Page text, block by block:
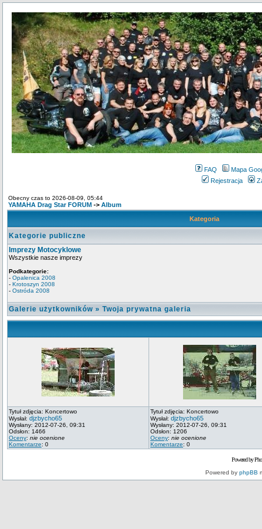
FAQ
Mapa
Rejestracja
Obecny czas to 2026-08-09, 05:44
YAMAHA Drag Star FORUM -> Album
Kategoria
Kategorie publiczne
Imprezy Motocyklowe
Wszystkie nasze imprezy
Podkategorie:
- Opalenica 2008
- Krotoszyn 2008
- Ostróda 2008
Galerie użytkowników » Twoja prywatna galeria
Tytuł zdjęcia: Koncertowo
Wysłał: djzbycho65
Wysłany: 2012-07-26, 09:31
Odsłon: 1466
Oceny: nie ocenione
Komentarze: 0
Tytuł zdjęcia: Koncertowo
Wysłał: djzbycho65
Wysłany: 2012-07-26, 09:31
Odsłon: 1206
Oceny: nie ocenione
Komentarze: 0
Powered by
Powered by phpBB